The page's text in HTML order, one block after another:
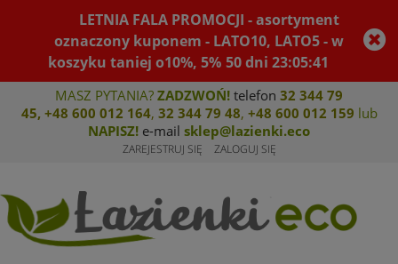
LETNIA FALA PROMOCJI - asortyment
oznaczony kuponem - LATO10, LATO5 - w
koszyku taniej o10%, 5% 50dni23:05:41
MASZ PYTANIA? ZADZWOŃ! telefon 32 344 79
45, +48 600 012 164, 32 344 79 48, +48 600 012 159 lub
NAPISZ! e-mail sklep@lazienki.eco
ZAREJESTRUJ SIĘ ZALOGUJ SIĘ